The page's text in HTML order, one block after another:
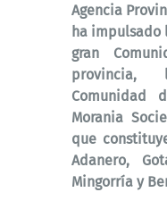
Agencia
ha impulsado
gran
provincia,
Comunidad
Morania
que
Adanero,
Mingorría y